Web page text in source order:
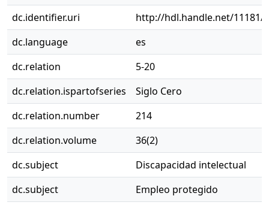
dc.identifier.uri
http://hdl.handle.net/11181/
dc.language
es
dc.relation
5-20
dc.relation.ispartofseries
Siglo Cero
dc.relation.number
214
dc.relation.volume
36(2)
dc.subject
Discapacidad intelectual
dc.subject
Empleo protegido